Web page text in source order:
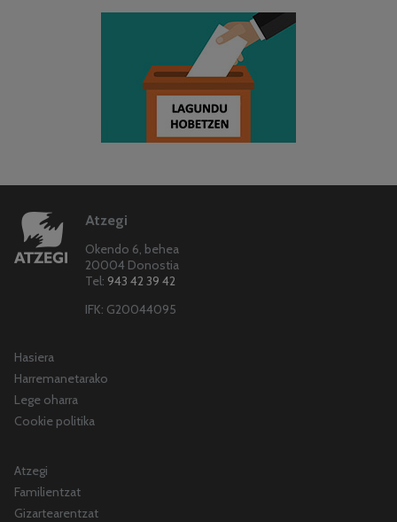
Atzegi
Okendo 6, behea
20004 Donostia
Tel: 943 42 39 42
IFK: G20044095
Hasiera
Harremanetarako
Lege oharra
Cookie politika
Atzegi
Familientzat
Gizartearentzat